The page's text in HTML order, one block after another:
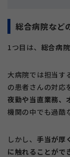
総合病院など
1つ目は、 総合病
大病院では担当す
の患者さんの対応
夜勤や当直業務、
機関の中でも過酷
しかし、 手当が厚
に触れることがで